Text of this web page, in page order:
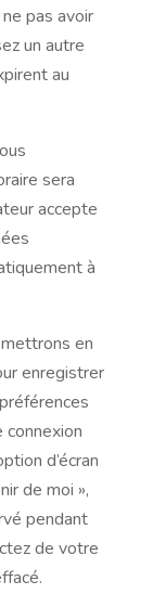
pas avoir
un autre
au
sera
accepte
à
en
enregistrer
connexion
d’écran
de moi »,
pendant
de votre